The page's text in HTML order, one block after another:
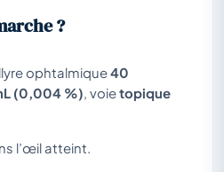
?
ophtalmique40
(0,004 %) , voietopique
l’œil atteint.